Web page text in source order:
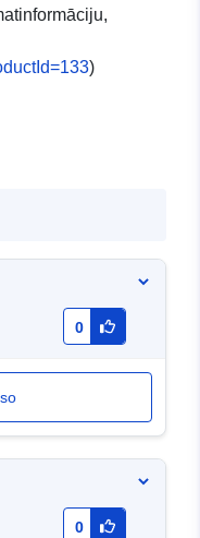
)
0
0